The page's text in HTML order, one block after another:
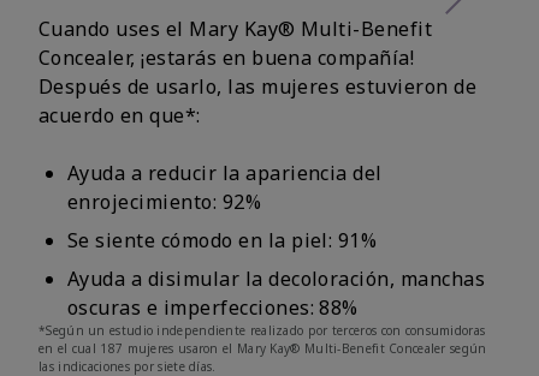
Cuando uses el Mary Kay® Multi-Benefit
Concealer, ¡estarás en buena compañía!
Después de usarlo, las mujeres estuvieron de
acuerdo en que*:
Ayuda a reducir la apariencia del
enrojecimiento: 92%
Se siente cómodo en la piel: 91%
Ayuda a disimular la decoloración, manchas
oscuras e imperfecciones: 88%
*Según un estudio independiente realizado por terceros con consumidoras
en el cual 187 mujeres usaron el Mary Kay® Multi-Benefit Concealer según
las indicaciones por siete días.